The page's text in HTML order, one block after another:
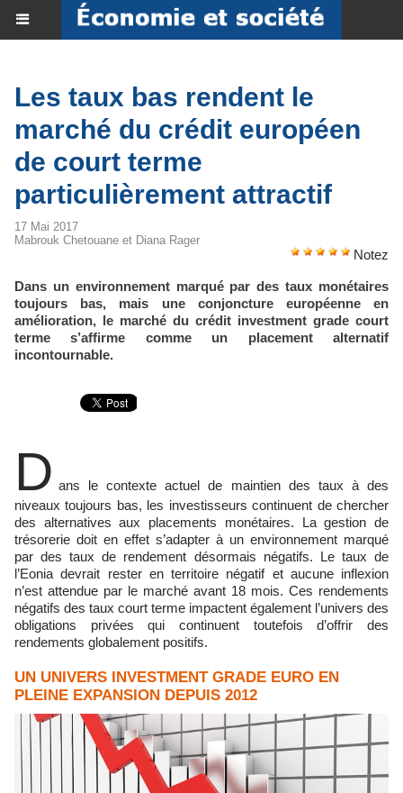
Les taux bas rendent le
marché du crédit européen
de court terme
particulièrement attractif
17 Mai 2017
Mabrouk Chetouane et Diana Rager
Notez
Dans un environnement marqué par des taux monétaires
toujours bas, mais une conjoncture européenne en
amélioration, le marché du crédit investment grade court
terme s’affirme comme un placement alternatif
incontournable.
D ans le contexte actuel de maintien des taux à des
niveaux toujours bas, les investisseurs continuent de chercher
des alternatives aux placements monétaires. La gestion de
trésorerie doit en effet s’adapter à un environnement marqué
par des taux de rendement désormais négatifs. Le taux de
l’Eonia devrait rester en territoire négatif et aucune inflexion
n’est attendue par le marché avant 18 mois. Ces rendements
négatifs des taux court terme impactent également l’univers des
obligations privées qui continuent toutefois d’offrir des
rendements globalement positifs.
UN UNIVERS INVESTMENT GRADE EURO EN
PLEINE EXPANSION DEPUIS 2012